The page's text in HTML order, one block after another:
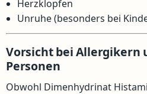
Herzklopfen
Unruhe (besonders bei
Vorsicht bei Allergikern
Personen
Obwohl Dimenhydrinat